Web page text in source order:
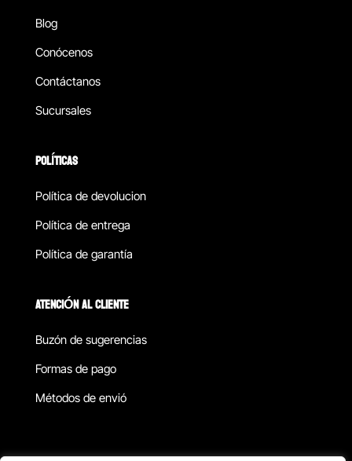
Blog
Conócenos
Contáctanos
Sucursales
POLÍTICAS
Política de devolucion
Política de entrega
Política de garantía
ATENCIÓN AL CLIENTE
Buzón de sugerencias
Formas de pago
Métodos de envió